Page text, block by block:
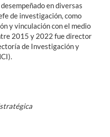
en diversas
de investigación, como
y vinculación con el medio
2015 y 2022 fue director
de Investigación y